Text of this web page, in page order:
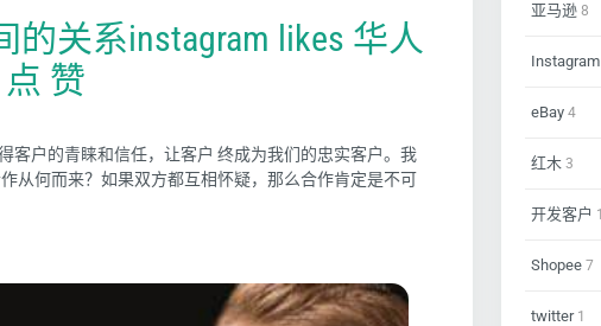
关系instagram likes 华人
赞
客户的青睐和信任，让客户 终成为我们的忠实客户。我
从何而来？如果双方都互相怀疑，那么合作肯定是不可
亚马逊 8
Instagram
eBay 4
红木 3
开发客户 1
Shopee 7
twitter1